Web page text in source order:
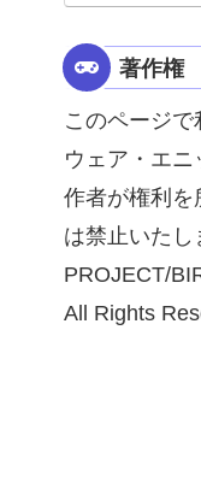
著作権
このページで
ウェア・エ
作者が権利を
は禁止いたし
PROJECT/
All Rights